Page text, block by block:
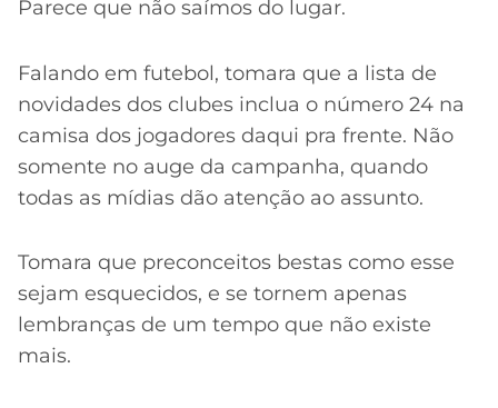
Parece que não saímos do lugar.
Falando em futebol, tomara que a lista de
novidades dos clubes inclua o número 24 na
camisa dos jogadores daqui pra frente. Não
somente no auge da campanha, quando
todas as mídias dão atenção ao assunto.
Tomara que preconceitos bestas como esse
sejam esquecidos, e se tornem apenas
lembranças de um tempo que não existe
mais.